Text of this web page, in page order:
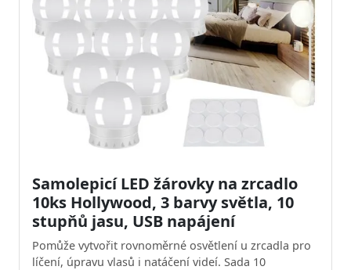
Samolepicí LED žárovky na zrcadlo
10ks Hollywood, 3 barvy světla, 10
stupňů jasu, USB napájení
Pomůže vytvořit rovnoměrné osvětlení u zrcadla pro
líčení, úpravu vlasů i natáčení videí. Sada 10